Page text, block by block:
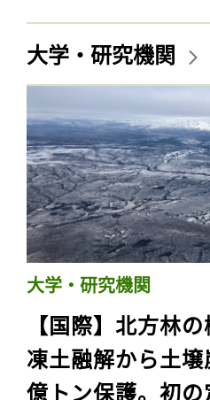
大学・研究機関
大学・研究機関
【国際】北方林
凍土融解から土
億トン保護。初